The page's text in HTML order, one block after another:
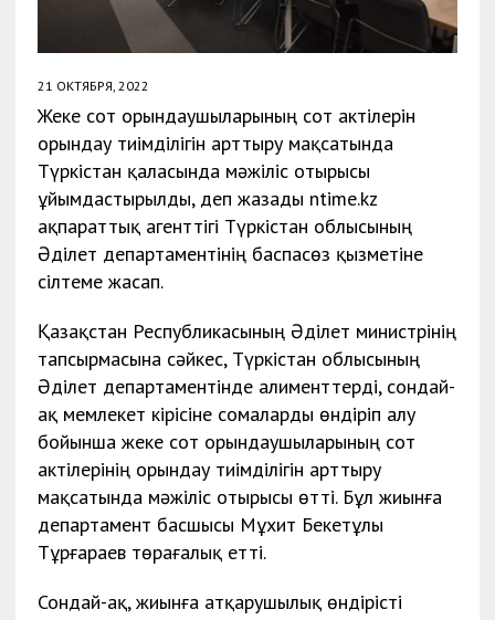
21 ОКТЯБРЯ, 2022
Жеке сот орындаушыларының сот актілерін
орындау тиімділігін арттыру мақсатында
Түркістан қаласында мәжіліс отырысы
ұйымдастырылды, деп жазады ntime.kz
ақпараттық агенттігі Түркістан облысының
Әділет департаментінің баспасөз қызметіне
сілтеме жасап.
Қазақстан Республикасының Әділет министрінің
тапсырмасына сәйкес, Түркістан облысының
Әділет департаментінде алименттерді, сондай-
ақ мемлекет кірісіне сомаларды өндіріп алу
бойынша жеке сот орындаушыларының сот
актілерінің орындау тиімділігін арттыру
мақсатында мәжіліс отырысы өтті. Бұл жиынға
департамент басшысы Мұхит Бекетұлы
Тұрғараев төрағалық етті.
Сондай-ақ, жиынға атқарушылық өндірісті